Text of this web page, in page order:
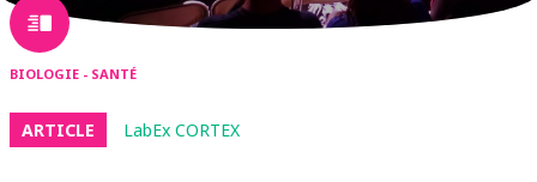
BIOLOGIE - SANTÉ
ARTICLE LabEx CORTEX